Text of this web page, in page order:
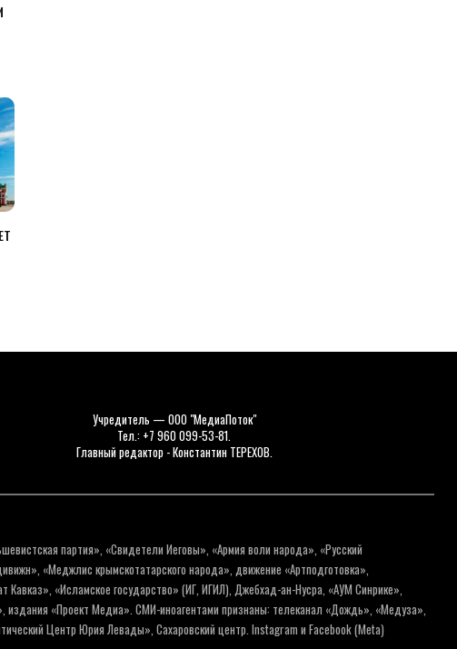
Учредитель — ООО "МедиаПоток"
Тел.: +7 960 099-53-81.
Главный редактор - Константин ТЕРЕХОВ.
партия», «Свидетели Иеговы», «Армия воли народа», «Русский
«Меджлис крымскотатарского народа», движение «Артподготовка»,
«Исламское государство» (ИГ, ИГИЛ), Джебхад-ан-Нусра, «АУМ Синрике»,
издания «Проект Медиа». СМИ-иноагентами признаны: телеканал «Дождь», «Медуза»,
Центр Юрия Левады», Сахаровский центр. Instagram и Facebook (Metа)